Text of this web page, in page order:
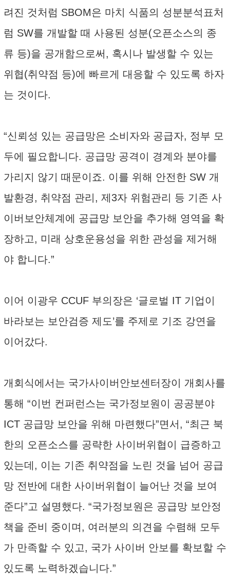
려진 것처럼 SBOM은 마치 식품의 성분분석표처
럼 SW를 개발할 때 사용된 성분(오픈소스의 종
류 등)을 공개함으로써, 혹시나 발생할 수 있는
위협(취약점 등)에 빠르게 대응할 수 있도록 하자
는 것이다.
“신뢰성 있는 공급망은 소비자와 공급자, 정부 모
두에 필요합니다. 공급망 공격이 경계와 분야를
가리지 않기 때문이죠. 이를 위해 안전한 SW 개
발환경, 취약점 관리, 제3자 위험관리 등 기존 사
이버보안체계에 공급망 보안을 추가해 영역을 확
장하고, 미래 상호운용성을 위한 관성을 제거해
야 합니다.”
이어 이광우 CCUF 부의장은 ‘글로벌 IT 기업이
바라보는 보안검증 제도’를 주제로 기조 강연을
이어갔다.
개회식에서는 국가사이버안보센터장이 개회사를
통해 “이번 컨퍼런스는 국가정보원이 공공분야
ICT 공급망 보안을 위해 마련했다”면서, “최근 북
한의 오픈소스를 공략한 사이버위협이 급증하고
있는데, 이는 기존 취약점을 노린 것을 넘어 공급
망 전반에 대한 사이버위협이 늘어난 것을 보여
준다”고 설명했다. “국가정보원은 공급망 보안정
책을 준비 중이며, 여러분의 의견을 수렴해 모두
가 만족할 수 있고, 국가 사이버 안보를 확보할 수
있도록 노력하겠습니다.”